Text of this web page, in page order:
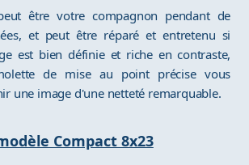
être votre compagnon pendant de
et peut être réparé et entretenu si
est bien définie et riche en contraste,
de mise au point précise vous
une image d'une netteté remarquable.
Compact 8x23